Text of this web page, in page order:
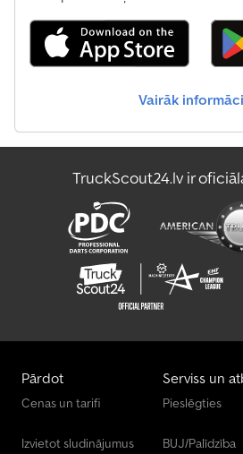
Vairāk
TruckScout24.lv ir
Pārdot
Cenas un tarifi
Izvietot sludinājumus
Serviss un
Pieslēgties
BUJ/Palīdzība